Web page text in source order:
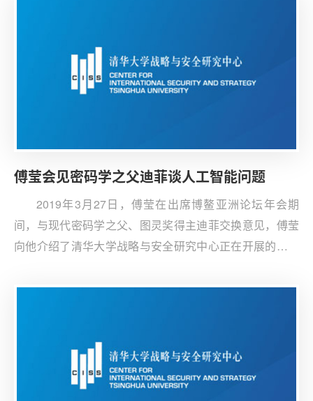
傅莹会见密码学之父迪菲谈人工智能问题
2019年3月27日，傅莹在出席博鳌亚洲论坛年会期
间，与现代密码学之父、图灵奖得主迪菲交换意见，傅莹
向他介绍了清华大学战略与安全研究中心正在开展的人工
发展的看法。他对政府间关于人工智能的规则制定持悲观
能开发运用和规则制定上开展更多合作。